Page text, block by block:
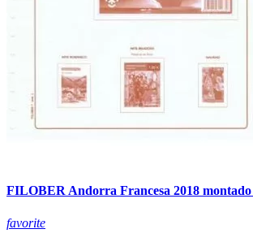
FILOBER Andorra Francesa 2018 montado
favorite